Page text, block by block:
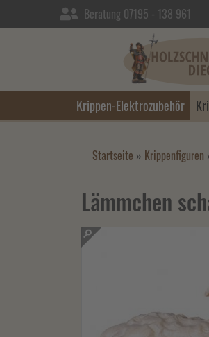
Beratung 07195 - 138 961
Krippen-Elektrozubehör
Startseite » Krippenfiguren
Lämmchen